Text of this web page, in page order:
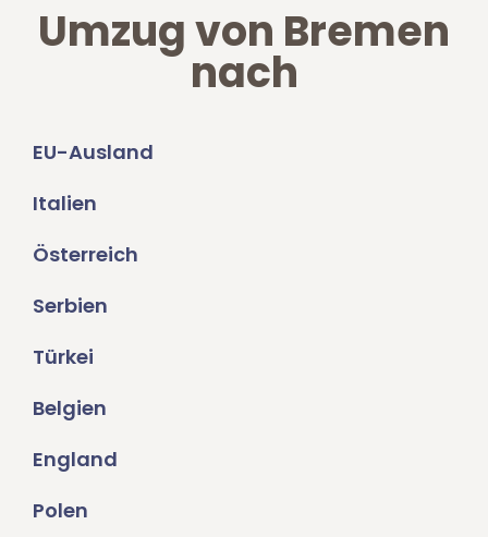
Umzug von Bremen
nach
EU-Ausland
Italien
Österreich
Serbien
Türkei
Belgien
England
Polen